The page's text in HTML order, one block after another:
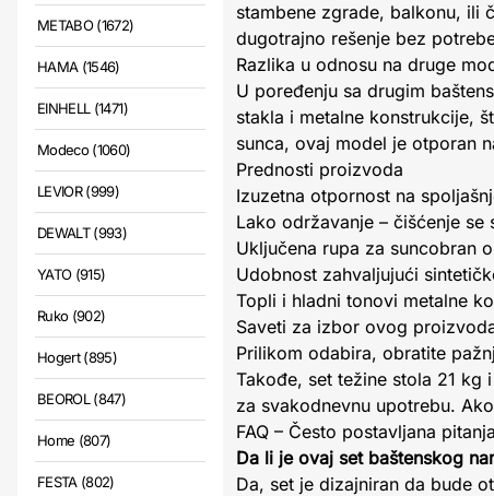
METABO (1672)
HAMA (1546)
EINHELL (1471)
Modeco (1060)
LEVIOR (999)
DEWALT (993)
YATO (915)
Ruko (902)
Hogert (895)
BEOROL (847)
Home (807)
FESTA (802)
stambene zgrade, balkonu, ili
dugotrajno rešenje bez
Razlika u odnosu na druge
U poređenju sa drugim
stakla i metalne konstrukcije,
sunca, ovaj model je otporan
Prednosti proizvoda
Izuzetna otpornost na
Lako održavanje – čišćenje
Uključena rupa za suncobran
Udobnost zahvaljujući
Topli i hladni tonovi metalne
Saveti za izbor ovog
Prilikom odabira, obratite
Takođe, set težine stola 21
za svakodnevnu upotrebu.
FAQ – Često postavljana pitanja
Da li je ovaj set baštenskog
Da, set je dizajniran da bude